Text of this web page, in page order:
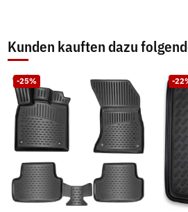
Kunden kauften dazu
-25% -